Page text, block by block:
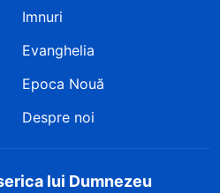
Imnuri
Evanghelia
Epoca Nouă
Despre noi
lui Dumnezeu